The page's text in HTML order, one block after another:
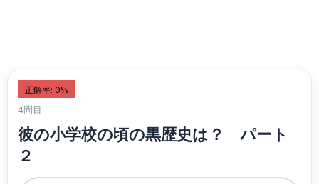
正解率: 0%
4問目:
彼の小学校の頃の黒歴史は？ パート
２